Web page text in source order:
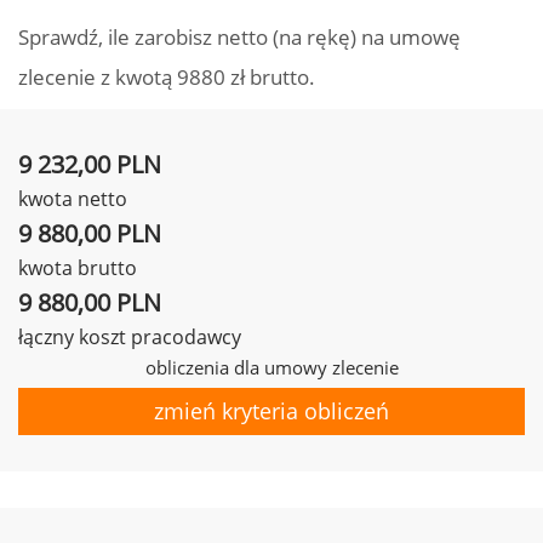
Sprawdź, ile zarobisz netto (na rękę) na umowę
zlecenie z kwotą 9880 zł brutto.
9 232,00 PLN
kwota netto
9 880,00 PLN
kwota brutto
9 880,00 PLN
łączny koszt pracodawcy
obliczenia dla umowy zlecenie
zmień kryteria obliczeń